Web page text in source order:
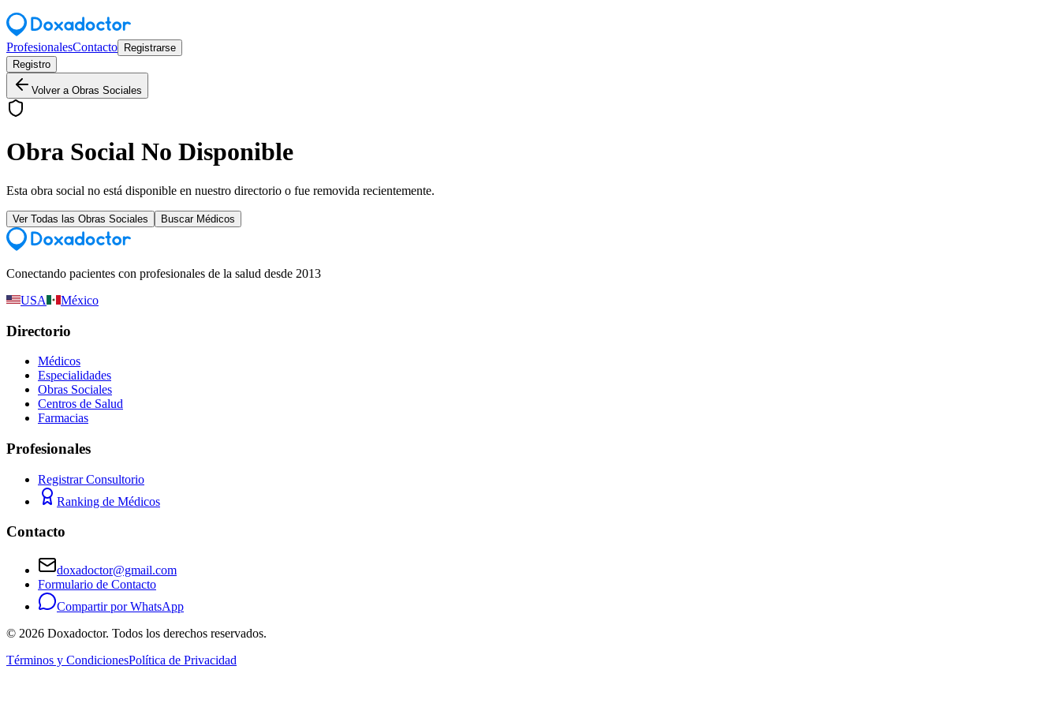
ProfesionalesContacto
Registrarse
Registro
Volver a Obras Sociales
Obra Social No Disponible
Esta obra social no está disponible en nuestro directorio o fue removida recientemente.
Ver Todas las Obras Sociales Buscar Médicos
Conectando pacientes con profesionales de la salud desde 2013
USA
México
Directorio
Médicos
Especialidades
Obras Sociales
Centros de Salud
Farmacias
Profesionales
Registrar Consultorio
Ranking de Médicos
Contacto
doxadoctor@gmail.com
Formulario de Contacto
Compartir por WhatsApp
© 2026 Doxadoctor. Todos los derechos reservados.
Términos y CondicionesPolítica de Privacidad